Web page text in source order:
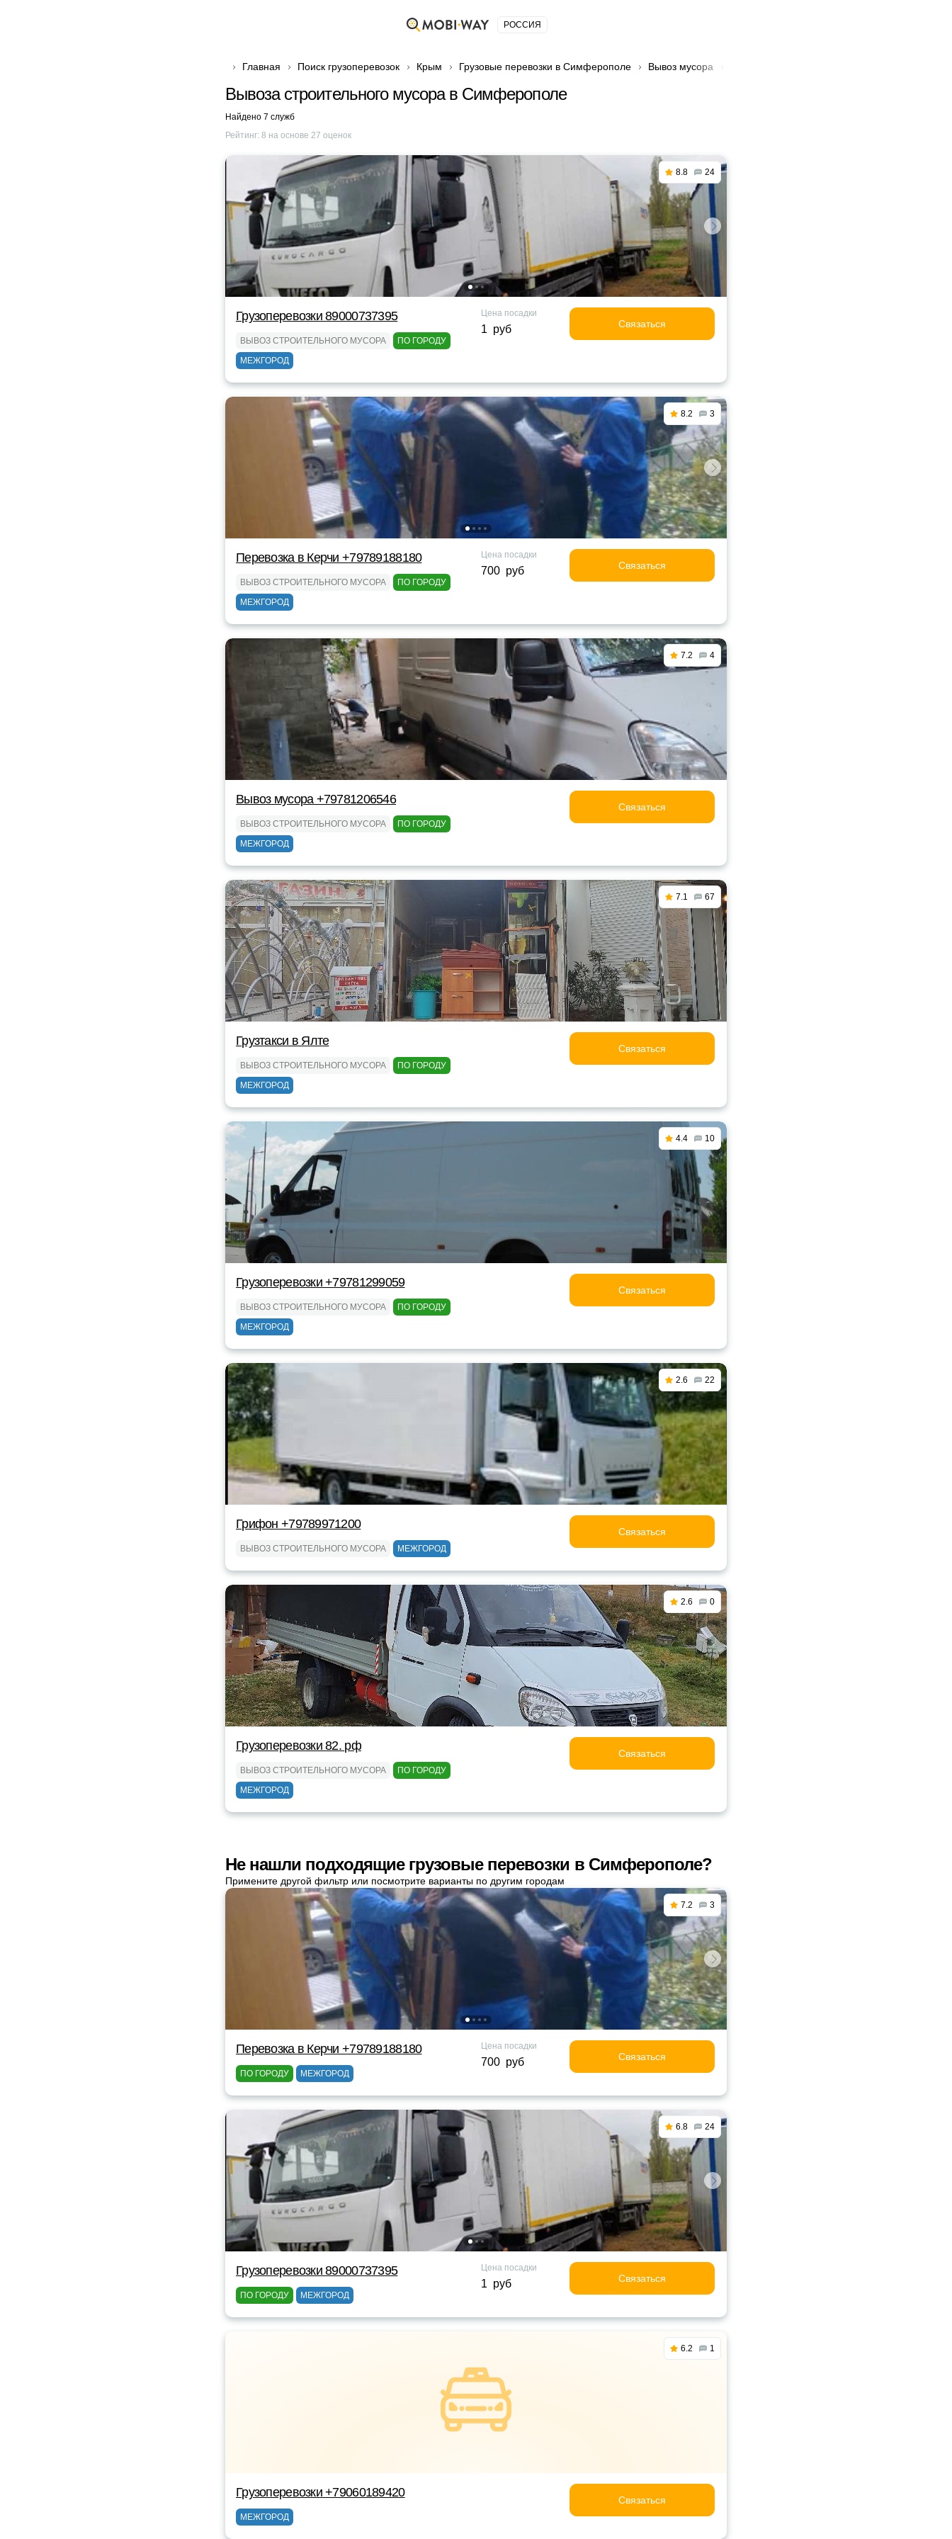
РОССИЯ
Главная Поиск грузоперевозок Крым Грузовые перевозки в Симферополе Вывоз мусора
Вывоза строительного мусора в Симферополе
Найдено 7 служб
Рейтинг: 8 на основе 27 оценок
8.8 24
Грузоперевозки 89000737395
ВЫВОЗ СТРОИТЕЛЬНОГО МУСОРА
ПО ГОРОДУ
МЕЖГОРОД
Цена посадки
1 руб Связаться
8.2 3
Перевозка в Керчи +79789188180
ВЫВОЗ СТРОИТЕЛЬНОГО МУСОРА
ПО ГОРОДУ
МЕЖГОРОД
Цена посадки
700 руб Связаться
7.2 4
Вывоз мусора +79781206546
ВЫВОЗ СТРОИТЕЛЬНОГО МУСОРА
ПО ГОРОДУ
МЕЖГОРОД
Связаться
7.1 67
Грузтакси в Ялте
ВЫВОЗ СТРОИТЕЛЬНОГО МУСОРА
ПО ГОРОДУ
МЕЖГОРОД
Связаться
4.4 10
Грузоперевозки +79781299059
ВЫВОЗ СТРОИТЕЛЬНОГО МУСОРА
ПО ГОРОДУ
МЕЖГОРОД
Связаться
2.6 22
Грифон +79789971200
ВЫВОЗ СТРОИТЕЛЬНОГО МУСОРА МЕЖГОРОД
Связаться
2.6 0
Грузоперевозки 82. рф
ВЫВОЗ СТРОИТЕЛЬНОГО МУСОРА
ПО ГОРОДУ
МЕЖГОРОД
Связаться
Не нашли подходящие грузовые перевозки в Симферополе?
Примените другой фильтр или посмотрите варианты по другим городам
7.2 3
Перевозка в Керчи +79789188180
ПО ГОРОДУ МЕЖГОРОД
Цена посадки
700 руб Связаться
6.8 24
Грузоперевозки 89000737395
ПО ГОРОДУ МЕЖГОРОД
Цена посадки
1 руб Связаться
6.2 1
Грузоперевозки +79060189420
МЕЖГОРОД
Связаться